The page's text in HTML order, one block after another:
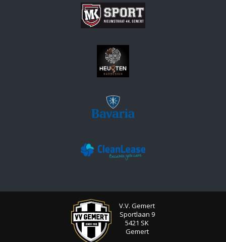
V.V. Gemert
Sportlaan 9
5421 SK
Gemert